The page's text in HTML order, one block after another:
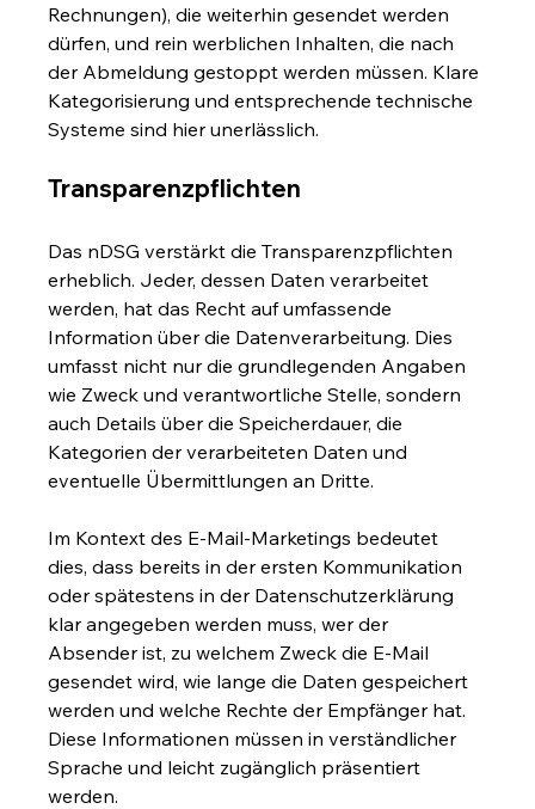
Rechnungen), die weiterhin gesendet werden
dürfen, und rein werblichen Inhalten, die nach
der Abmeldung gestoppt werden müssen. Klare
Kategorisierung und entsprechende technische
Systeme sind hier unerlässlich.
Transparenzpflichten
Das nDSG verstärkt die Transparenzpflichten
erheblich. Jeder, dessen Daten verarbeitet
werden, hat das Recht auf umfassende
Information über die Datenverarbeitung. Dies
umfasst nicht nur die grundlegenden Angaben
wie Zweck und verantwortliche Stelle, sondern
auch Details über die Speicherdauer, die
Kategorien der verarbeiteten Daten und
eventuelle Übermittlungen an Dritte.
Im Kontext des E-Mail-Marketings bedeutet
dies, dass bereits in der ersten Kommunikation
oder spätestens in der Datenschutzerklärung
klar angegeben werden muss, wer der
Absender ist, zu welchem Zweck die E-Mail
gesendet wird, wie lange die Daten gespeichert
werden und welche Rechte der Empfänger hat.
Diese Informationen müssen in verständlicher
Sprache und leicht zugänglich präsentiert
werden.